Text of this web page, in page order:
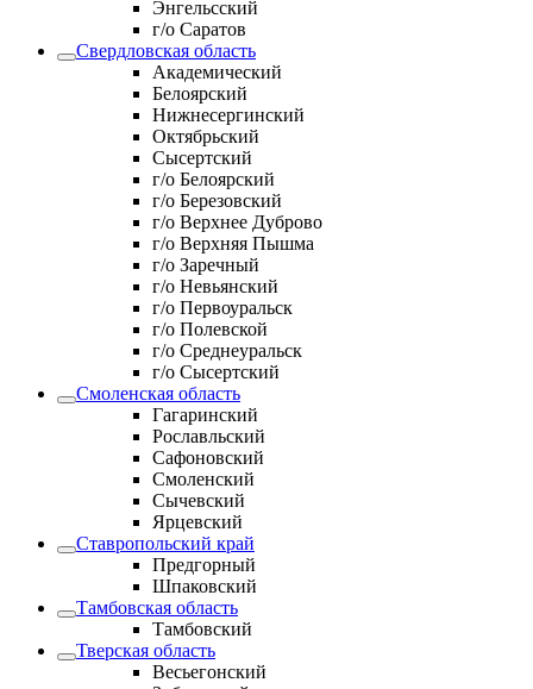
Энгельсский
г/о Саратов
Свердловская область
Академический
Белоярский
Нижнесергинский
Октябрьский
Сысертский
г/о Белоярский
г/о Березовский
г/о Верхнее Дуброво
г/о Верхняя Пышма
г/о Заречный
г/о Невьянский
г/о Первоуральск
г/о Полевской
г/о Среднеуральск
г/о Сысертский
Смоленская область
Гагаринский
Рославльский
Сафоновский
Смоленский
Сычевский
Ярцевский
Ставропольский край
Предгорный
Шпаковский
Тамбовская область
Тамбовский
Тверская область
Весьегонский